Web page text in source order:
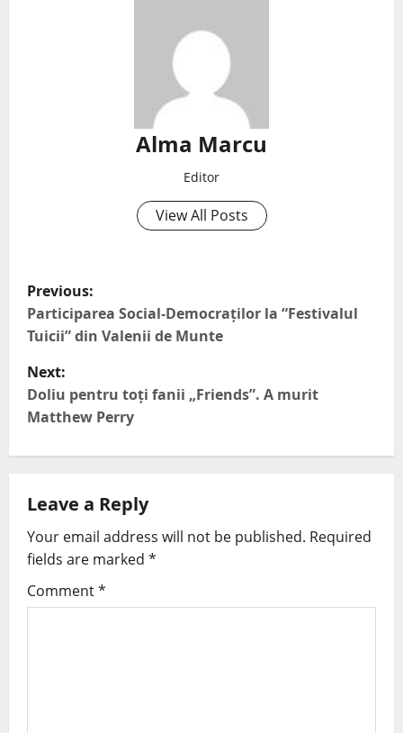
Alma Marcu
Editor
View All Posts
Previous:
Participarea Social-Democraților la “Festivalul
Tuicii” din Valenii de Munte
Next:
Doliu pentru toți fanii „Friends”. A murit
Matthew Perry
Leave a Reply
Your email address will not be published. Required
fields are marked *
Comment*